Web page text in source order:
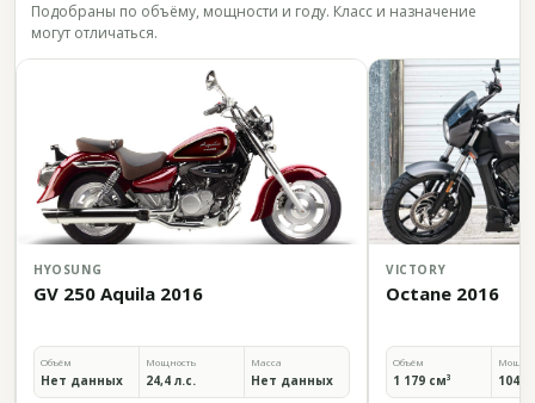
Подобраны по объёму, мощности и году. Класс и назначение
могут отличаться.
HYOSUNG
GV 250 Aquila 2016
Объём
Нет данных
Мощность
24,4 л.с.
Масса
Нет данных
VICTORY
Octane 2016
Объём
1 179 см³ 104